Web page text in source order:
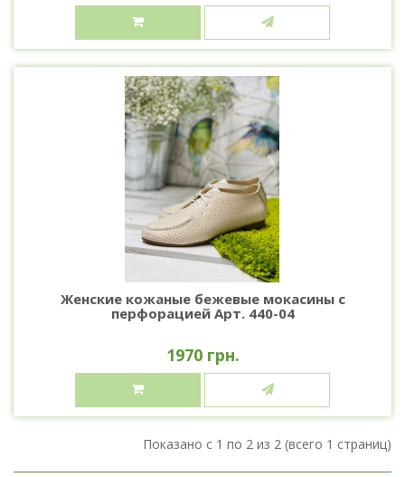
Женские кожаные бежевые мокасины с
перфорацией Арт. 440-04
1970 грн.
Показано с 1 по 2 из 2 (всего 1 страниц)